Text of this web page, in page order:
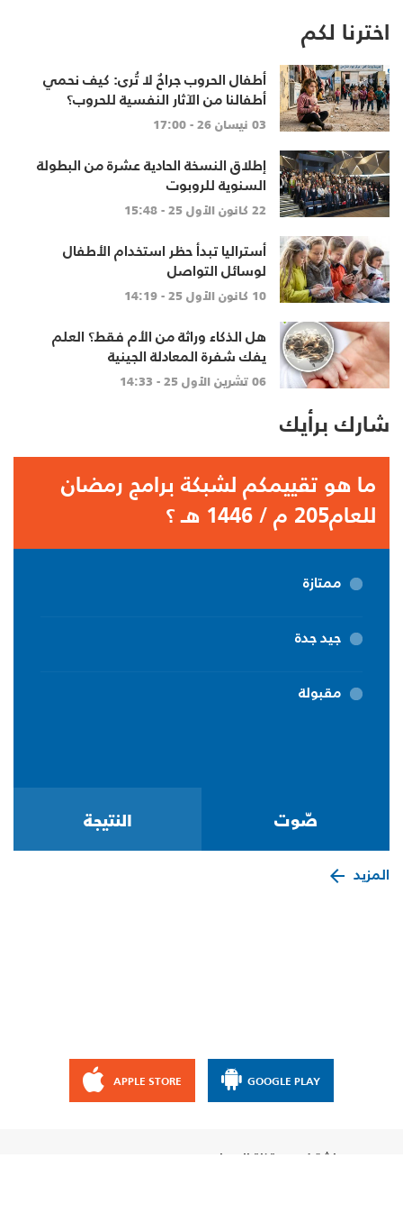
اخترنا لكم
أطفال الحروب جراحٌ لا تُرى: كيف نحمي
أطفالنا من الآثار النفسية للحروب؟
03 نيسان 26 - 17:00
إطلاق النسخة الحادية عشرة من البطولة
السنوية للروبوت
22 كانون الأول 25 - 15:48
أستراليا تبدأ حظر استخدام الأطفال
لوسائل التواصل
10 كانون الأول 25 - 14:19
هل الذكاء وراثة من الأم فقط؟ العلم
يفك شفرة المعادلة الجينية
06 تشرين الأول 25 - 14:33
شارك برأيك
ما هو تقييمكم لشبكة برامج رمضان
للعام205 م / 1446 هـ ؟
ممتازة
جيد جدة
مقبولة
المزيد
GOOGLE PLAY
APPLE STORE
إشترك مع قناة الإيمان